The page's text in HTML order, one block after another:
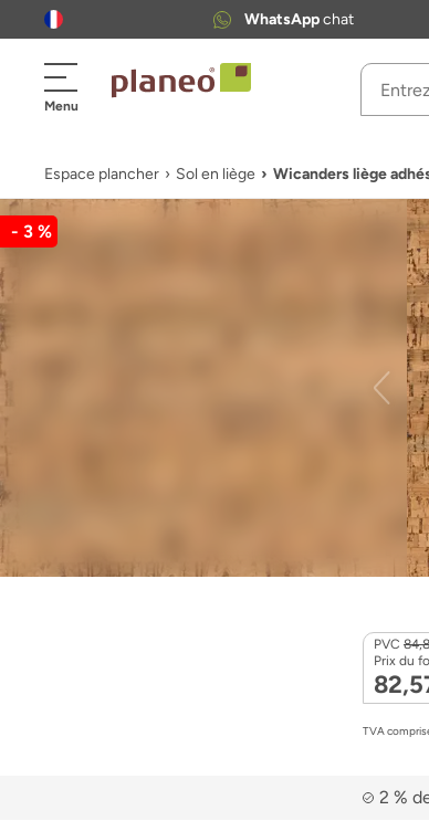
WhatsAppchat
Menu
Espace plancher Sol en liège Wicanders liège
- 3 %
PVC
Prix du
TVA
2 %